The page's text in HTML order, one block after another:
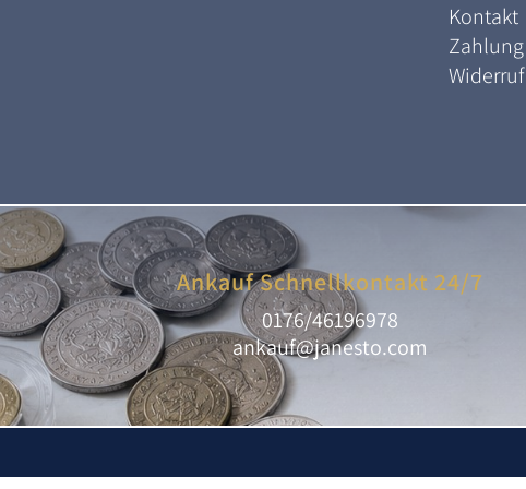
Kontakt
Zahlung
Widerruf
Ankauf Schnellkontakt 24/7
0176/46196978
ankauf@janesto.com